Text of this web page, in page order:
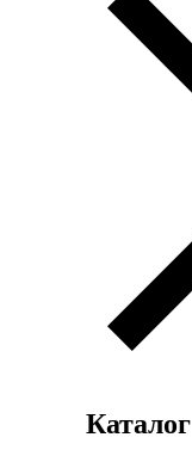
Каталог